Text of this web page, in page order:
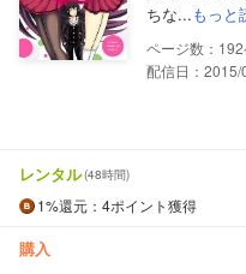
ちな...もっと
192
配信日：2015/
レンタル(48時間)
1%還元 ：4ポイント獲得
購入